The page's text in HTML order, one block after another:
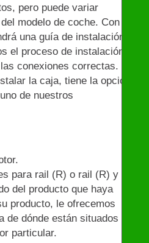
pero puede variar
modelo de coche. Con la
una guía de instalación
el proceso de instalación y
conexiones correctas.
la caja, tiene la opción
de nuestros
para rail (R) o rail (R) y
del producto que haya
producto, le ofrecemos
dónde están situados los
particular.